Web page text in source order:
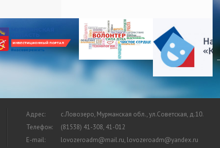
Адрес:
с.Ловозеро, Мурманская обл., ул.Советская, д.10.
Телефон:
(81538) 41-308, 41-012
E-mail:
lovozeroadm@mail.ru, lovozeroadm@yandex.ru